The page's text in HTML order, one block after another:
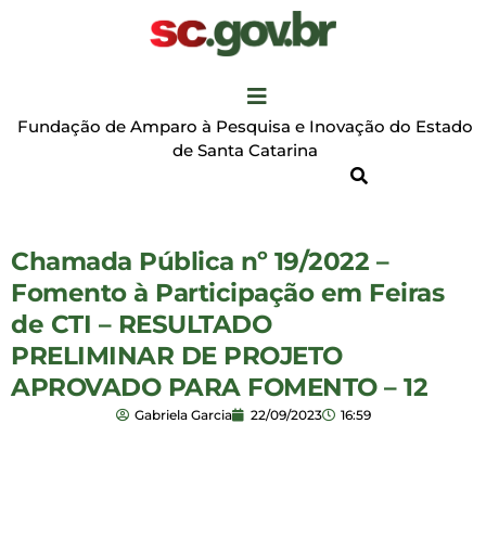
Fundação de Amparo à Pesquisa e Inovação do Estado
de Santa Catarina
Chamada Pública nº 19/2022 –
Fomento à Participação em Feiras
de CTI – RESULTADO
PRELIMINAR DE PROJETO
APROVADO PARA FOMENTO – 12
Gabriela Garcia 22/09/2023 16:59